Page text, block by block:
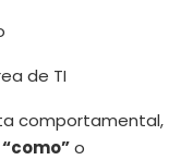
de TI
comportamental,
“como”o